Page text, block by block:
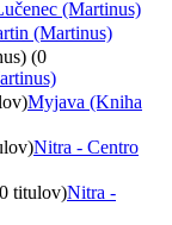
(Martinus)
(Martinus)
(0
Myjava (Kniha
Nitra - Centro
titulov)Nitra -